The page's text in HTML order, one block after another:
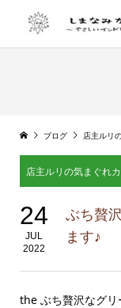
ブログ 店主ルリ
店主ルリの気まぐれ
24
JUL
2022
ぶち贅
ます♪
the ぶち贅沢なグ